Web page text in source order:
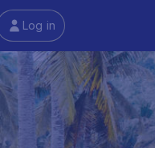
Log in